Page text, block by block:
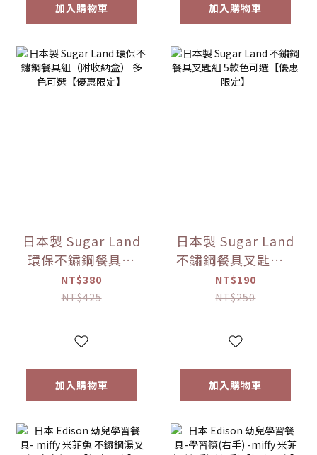
加入購物車 加入購物車
日本製 Sugar Land
環保不鏽鋼餐具組
（附收納盒） 多色
可選【優惠限定】
NT$380
NT$425
加入購物車
日本製 Sugar Land
不鏽鋼餐具叉匙組 5
款色可選【優惠限
定】
NT$190
NT$250
加入購物車